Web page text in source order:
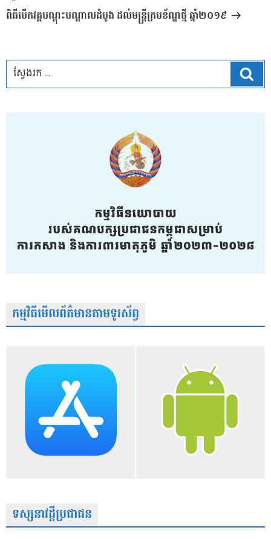
បន្ទាប់
ពិធីបើកវគ្គបណ្ដុះបណ្ដាលដំបូង ដល់មន្ត្រីក្របខ័ណ្ឌថ្មី ឆ្នាំ២០១៩
កម្មវិធីមើលព័ត៌មានតាមទូរស័ព្វ
ទស្សនាវដ្តីប្រជាជន